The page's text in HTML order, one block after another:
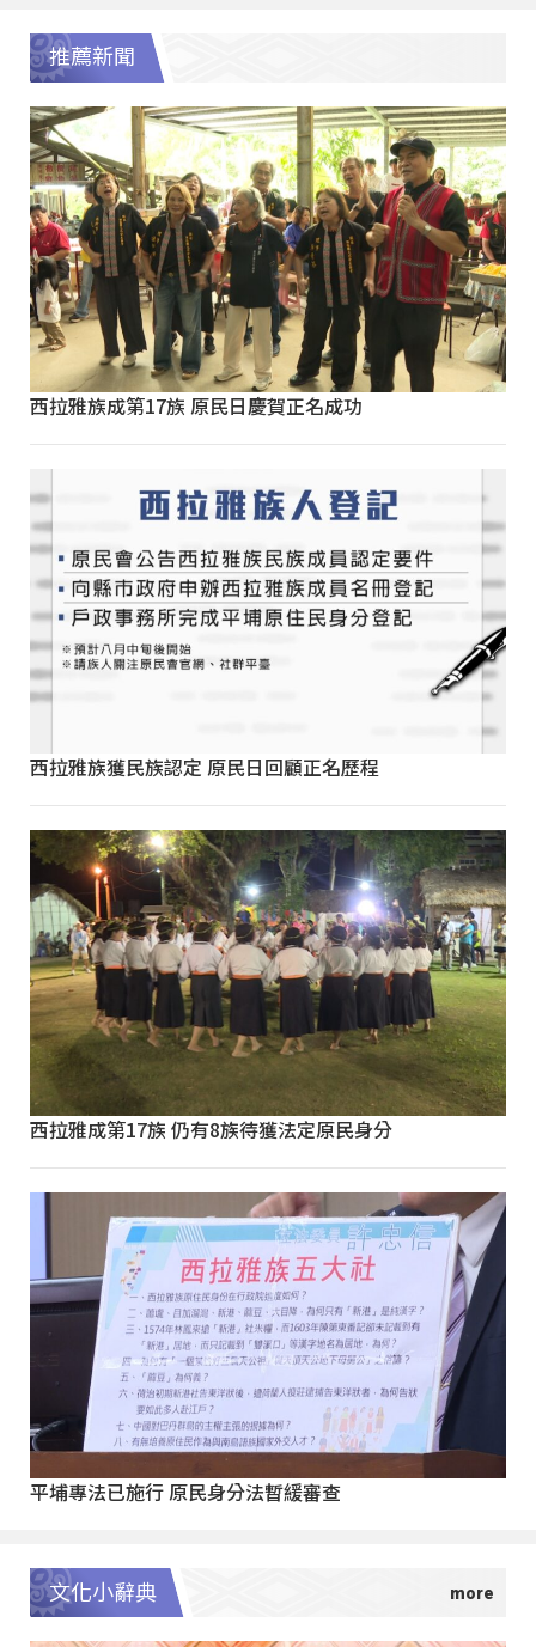
推薦新聞
西拉雅族成第17族 原民日慶賀正名成功
西拉雅族獲民族認定 原民日回顧正名歷程
西拉雅成第17族 仍有8族待獲法定原民身分
平埔專法已施行 原民身分法暫緩審查
文化小辭典